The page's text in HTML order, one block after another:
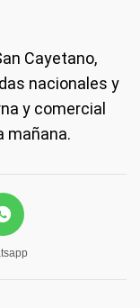
Cayetano,
nacionales y
y comercial
mañana.